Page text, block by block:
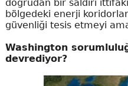
doğrudan bir saldırı
bölgedeki enerji
güvenliği tesis etmeyi
Washington
devrediyor?